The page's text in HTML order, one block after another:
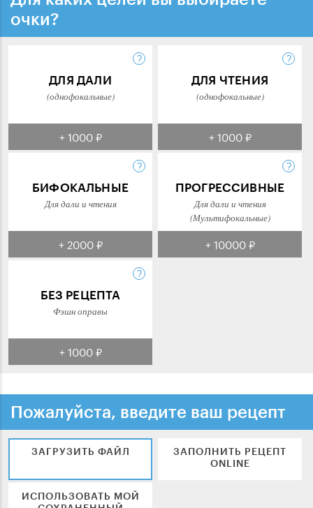
очки?
ДЛЯ ДАЛИ
(однофокальные)
+ 1000 ₽
ДЛЯ ЧТЕНИЯ
(однофокальные)
+ 1000 ₽
БИФОКАЛЬНЫЕ
Для дали и чтения
+ 2000 ₽
ПРОГРЕССИВНЫЕ
Для дали и чтения
(Мультифокальные)
+ 10000 ₽
БЕЗ РЕЦЕПТА
Фэшн оправы
+ 1000 ₽
Пожалуйста, введите ваш рецепт
ЗАГРУЗИТЬ ФАЙЛ
ЗАПОЛНИТЬ РЕЦЕПТ
ONLINE
ИСПОЛЬЗОВАТЬ МОЙ